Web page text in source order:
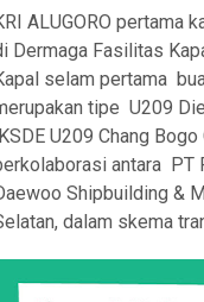
ALUGORO pertama
Dermaga Fasilitas
selam pertama
tipe U209
U209 Chang
antara PT
Shipbuilding &
dalam skema